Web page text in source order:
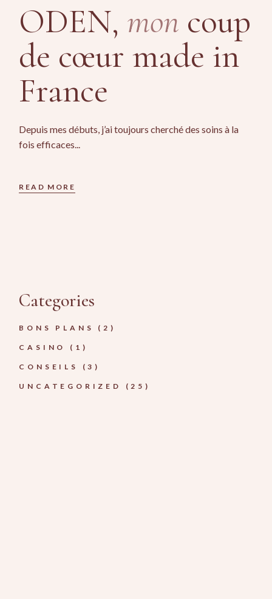
ODEN, mon coup
de cœur made in
France
Depuis mes débuts, j’ai toujours cherché des soins à la
fois efficaces...
READ MORE
Categories
BONS PLANS (2)
CASINO (1)
CONSEILS (3)
UNCATEGORIZED (25)